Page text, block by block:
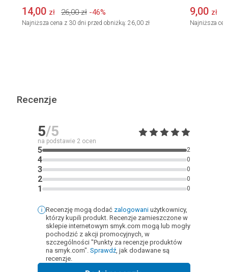
14,00 zł 26,00 zł -46%
Najniższa cena z 30 dni przed obniżką: 26,00 zł
9,00 zł
Najniższa
Recenzje
5/5
na podstawie 2 ocen
5 2
4 0
3 0
2 0
1 0
Recenzję mogą dodać zalogowani użytkownicy,
którzy kupili produkt. Recenzje zamieszczone w
sklepie internetowym smyk.com mogą lub mogły
pochodzić z akcji promocyjnych, w
szczególności "Punkty za recenzje produktów
na smyk.com". Sprawdź, jak dodawane są
recenzje.